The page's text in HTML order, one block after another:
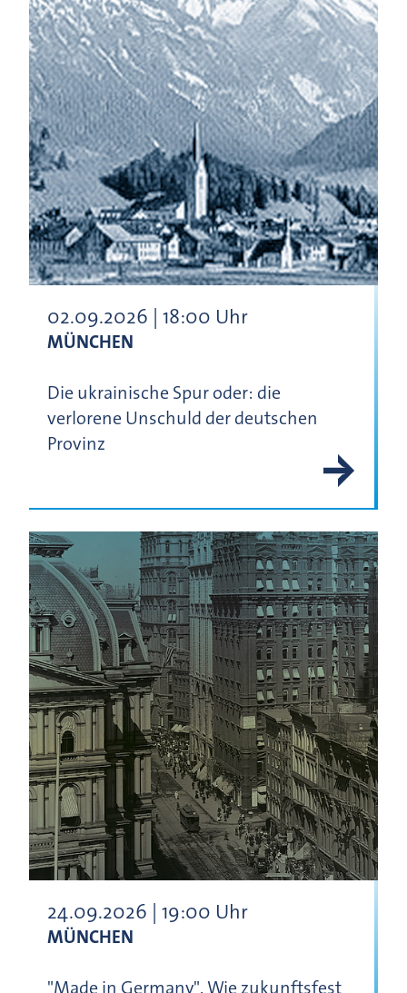
02.09.2026 | 18:00 Uhr
MÜNCHEN
Die ukrainische Spur oder: die
verlorene Unschuld der deutschen
Provinz
24.09.2026 | 19:00 Uhr
MÜNCHEN
"Made in Germany". Wie zukunftsfest